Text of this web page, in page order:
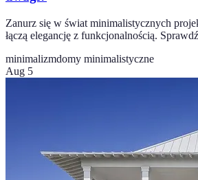
Zanurz się w świat minimalistycznych
łączą elegancję z funkcjonalnością.
minimalizmdomy minimalistyczne
Aug 5